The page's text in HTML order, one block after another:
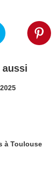
aussi
à Toulouse